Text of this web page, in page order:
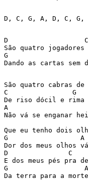
D, C, G, A, D, C,
D
São quatro
G
Dando as cartas
São quatro cabras
C                G
De riso dócil e
A
Não vá se enganar
Que eu tenho dois
G
Dor dos meus olhos
D               C
E dos meus pés pra
G
Da terra para a